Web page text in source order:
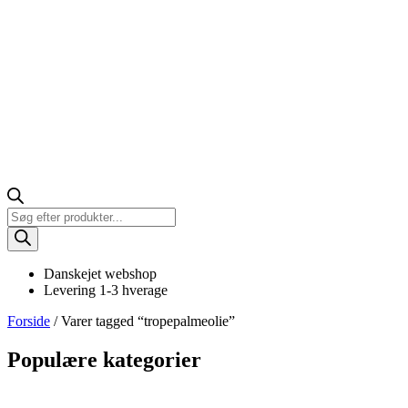
Products
search
Danskejet webshop
Levering 1-3 hverage
Forside / Varer tagged “tropepalmeolie”
Populære kategorier